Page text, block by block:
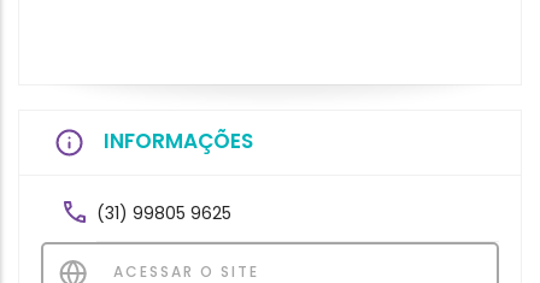
INFORMAÇÕES
(31) 99805 9625
ACESSAR O SITE